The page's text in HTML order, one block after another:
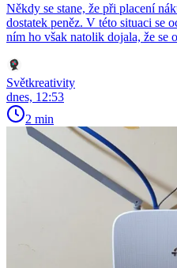
Někdy se stane, že při placení
dostatek peněz. V této situaci se
ním ho však natolik dojala, že se
Světkreativity
dnes, 12:53
2 min